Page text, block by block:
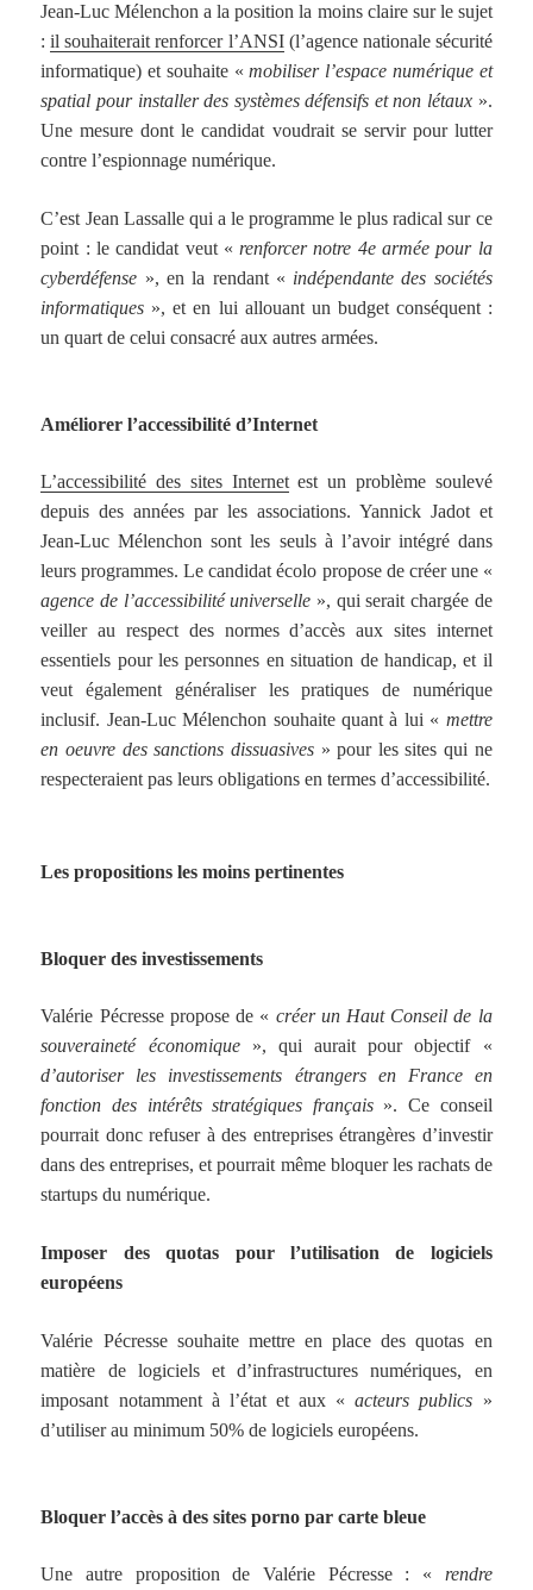
Jean-Luc Mélenchon a la position la moins claire sur le sujet
:il souhaiterait renforcer l’ANSI(l’agence nationale sécurité
informatique) et souhaite «mobiliser l’espace numérique et
spatial pour installer des systèmes défensifs et non létaux».
Une mesure dont le candidat voudrait se servir pour lutter
contre l’espionnage numérique.
C’est Jean Lassalle qui a le programme le plus radical sur ce
point : le candidat veut « renforcer notre 4e armée pour la
cyberdéfense », en la rendant « indépendante des sociétés
informatiques », et en lui allouant un budget conséquent :
un quart de celui consacré aux autres armées.
Améliorer l’accessibilité d’Internet
L’accessibilité des sites Internetest un problème soulevé
depuis des années par les associations. Yannick Jadot et
Jean-Luc Mélenchon sont les seuls à l’avoir intégré dans
leurs programmes. Le candidat écolo propose de créer une «
agence de l’accessibilité universelle », qui serait chargée de
veiller au respect des normes d’accès aux sites internet
essentiels pour les personnes en situation de handicap, et il
veut également généraliser les pratiques de numérique
inclusif. Jean-Luc Mélenchon souhaite quant à lui « mettre
en oeuvre des sanctions dissuasives» pour les sites qui ne
respecteraient pas leurs obligations en termes d’accessibilité.
Les propositions les moins pertinentes
Bloquer des investissements
Valérie Pécresse propose de « créer un Haut Conseil de la
souveraineté économique », qui aurait pour objectif «
d’autoriser les investissements étrangers en France en
fonction des intérêts stratégiques français ». Ce conseil
pourrait donc refuser à des entreprises étrangères d’investir
dans des entreprises, et pourrait même bloquer les rachats de
startups du numérique.
Imposer des quotas pour l’utilisation de logiciels
européens
Valérie Pécresse souhaite mettre en place des quotas en
matière de logiciels et d’infrastructures numériques, en
imposant notamment à l’état et aux «acteurs publics »
d’utiliser au minimum 50% de logiciels européens.
Bloquer l’accès à des sites porno par carte bleue
Une autre proposition de Valérie Pécresse : « rendre